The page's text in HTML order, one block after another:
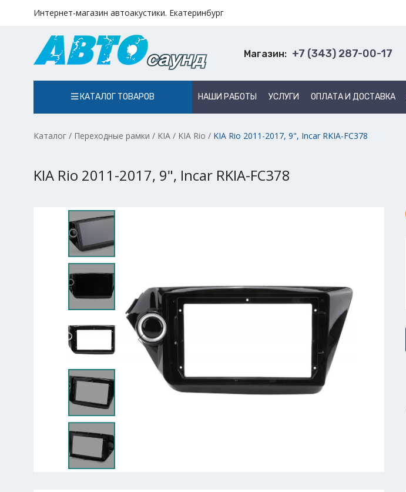
Интернет-магазин автоакустики. Екатеринбург
Магазин: +7 (343) 287-00-17
КАТАЛОГ ТОВАРОВ НАШИ РАБОТЫ УСЛУГИ ОПЛАТА И ДОСТАВКА
Каталог / Переходные рамки / KIA / KIA Rio / KIA Rio 2011-2017, 9", Incar RKIA-FC378
KIA Rio 2011-2017, 9", Incar RKIA-FC378